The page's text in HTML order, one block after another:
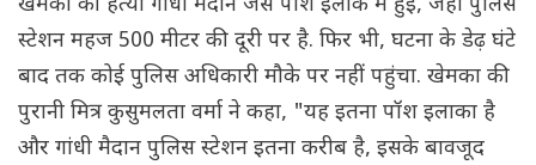
खेमका की हत्या गांधी मैदान जैसे पॉश इलाके में हुई, जहां पुलिस
स्टेशन महज 500 मीटर की दूरी पर है. फिर भी, घटना के डेढ़ घंटे
बाद तक कोई पुलिस अधिकारी मौके पर नहीं पहुंचा. खेमका की
पुरानी मित्र कुसुमलता वर्मा ने कहा, "यह इतना पॉश इलाका है
और गांधी मैदान पुलिस स्टेशन इतना करीब है, इसके बावजूद